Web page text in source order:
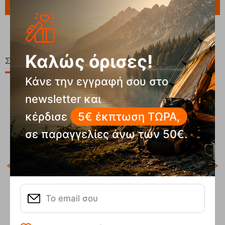
Σχετικά Προϊόντα
20%
PRTDELANO Jr Twilight Navy Παιδικό Fleece 1/4
Protest
Καλώς όρισες!
Κάνε την εγγραφή σου στο
newsletter και
κέρδισε
5€ έκπτωση ΤΩΡΑ,
σε παραγγελίες άνω των 50€.